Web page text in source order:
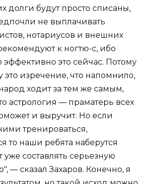
долги будут просто списаны,
не выплачивать
нотариусов и внешних
к ногтю-с, ибо
эффективно это сейчас. Потому
это изречение, что напомнило,
ходит за тем же самым,
астрология — праматерь всех
и выручит. Но если
тренироваться,
то наши ребята наберутся
уже составлять серьезную
— сказал Захаров. Конечно, я